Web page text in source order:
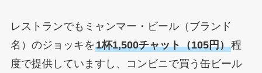
レストランでもミャンマー・ビール（ブランド
名）のジョッキを1杯1,500チャット（105円）程
度で提供していますし、コンビニで買う缶ビール